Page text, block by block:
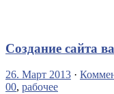
Создание сайта
26. Март 2013 ·
00, рабочее